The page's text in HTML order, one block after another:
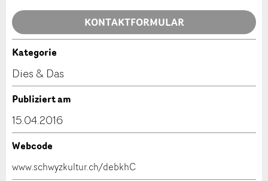
Allgemeines Feedback
Anzeige nicht mehr gültig
Anzeige unvollständig
* Eingabe erforderlich
KONTAKTFORMULAR
Kontakt
Verfassen Sie eine Nachricht für die Kontaktpersonen
Kategorie
Dies & Das
Publiziert am
15.04.2016
Webcode
www.schwyzkultur.ch/debkhC